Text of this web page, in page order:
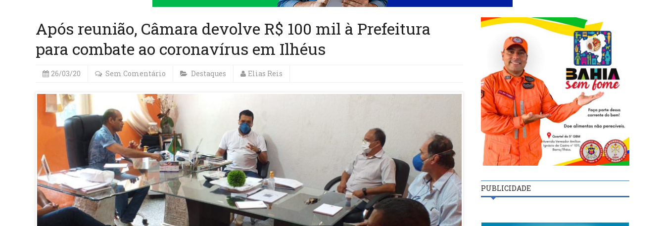
Após reunião, Câmara devolve R$ 100 mil à Prefeitura
para combate ao coronavírus em Ilhéus
26/03/20 Sem Comentário Destaques Elias Reis
PUBLICIDADE